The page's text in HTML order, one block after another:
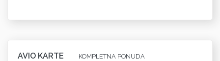
AVIO KARTE
KOMPLETNA PONUDA